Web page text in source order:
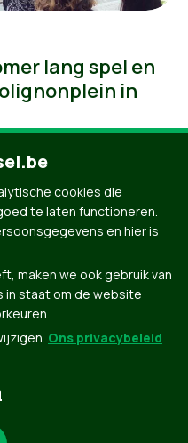
lang spel en
in
cookies die
te laten functioneren.
en hier is
maken we ook gebruik van
in staat om de website
Ons privacybeleid